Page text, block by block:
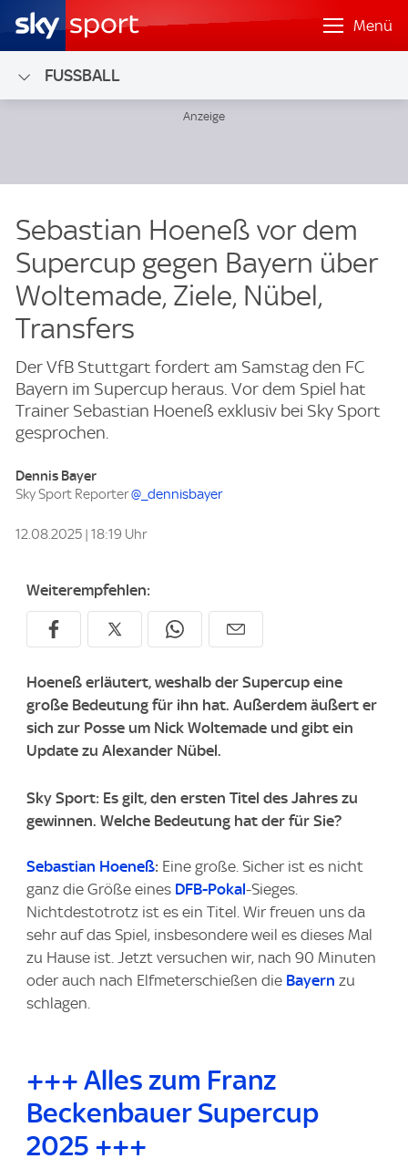
Menü
FUSSBALL
Sebastian Hoeneß vor dem
Supercup gegen Bayern über
Woltemade, Ziele, Nübel,
Transfers
Der VfB Stuttgart fordert am Samstag den FC
Bayern im Supercup heraus. Vor dem Spiel hat
Trainer Sebastian Hoeneß exklusiv bei Sky Sport
gesprochen.
Dennis Bayer
Sky Sport Reporter@_dennisbayer
12.08.2025 | 18:19 Uhr
Weiterempfehlen:
Hoeneß erläutert, weshalb der Supercup eine
große Bedeutung für ihn hat. Außerdem äußert er
sich zur Posse um Nick Woltemade und gibt ein
Update zu Alexander Nübel.
Sky Sport: Es gilt, den ersten Titel des Jahres zu
gewinnen. Welche Bedeutung hat der für Sie?
Sebastian Hoeneß: Eine große. Sicher ist es nicht
ganz die Größe eines DFB-Pokal-Sieges.
Nichtdestotrotz ist es ein Titel. Wir freuen uns da
sehr auf das Spiel, insbesondere weil es dieses Mal
zu Hause ist. Jetzt versuchen wir, nach 90 Minuten
oder auch nach Elfmeterschießen die Bayern zu
schlagen.
+++ Alles zum Franz
Beckenbauer Supercup
2025 +++